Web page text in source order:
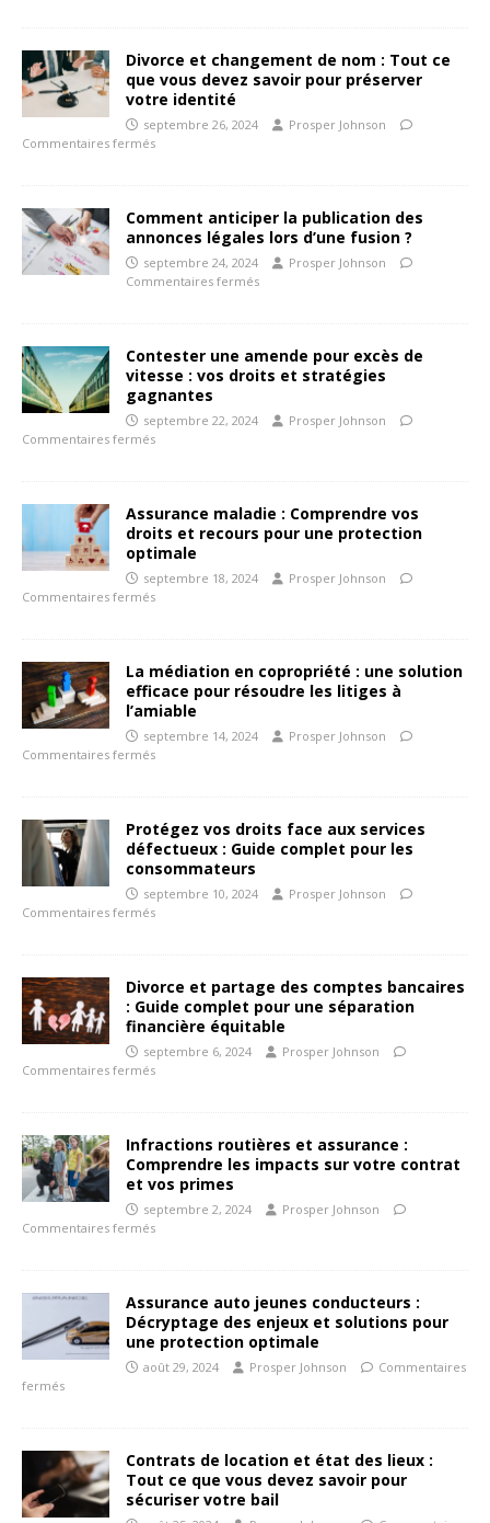
Divorce et changement de nom : Tout ce
que vous devez savoir pour préserver
votre identité
septembre 26, 2024
Prosper Johnson
Commentaires fermés
Comment anticiper la publication des
annonces légales lors d’une fusion ?
septembre 24, 2024
Prosper Johnson
Commentaires fermés
Contester une amende pour excès de
vitesse : vos droits et stratégies
gagnantes
septembre 22, 2024
Prosper Johnson
Commentaires fermés
Assurance maladie : Comprendre vos
droits et recours pour une protection
optimale
septembre 18, 2024
Prosper Johnson
Commentaires fermés
La médiation en copropriété : une solution
efficace pour résoudre les litiges à
l’amiable
septembre 14, 2024
Prosper Johnson
Commentaires fermés
Protégez vos droits face aux services
défectueux : Guide complet pour les
consommateurs
septembre 10, 2024
Prosper Johnson
Commentaires fermés
Divorce et partage des comptes bancaires
: Guide complet pour une séparation
financière équitable
septembre 6, 2024
Prosper Johnson
Commentaires fermés
Infractions routières et assurance :
Comprendre les impacts sur votre contrat
et vos primes
septembre 2, 2024
Prosper Johnson
Commentaires fermés
Assurance auto jeunes conducteurs :
Décryptage des enjeux et solutions pour
une protection optimale
août 29, 2024 Prosper Johnson
Commentaires
fermés
Contrats de location et état des lieux :
Tout ce que vous devez savoir pour
sécuriser votre bail